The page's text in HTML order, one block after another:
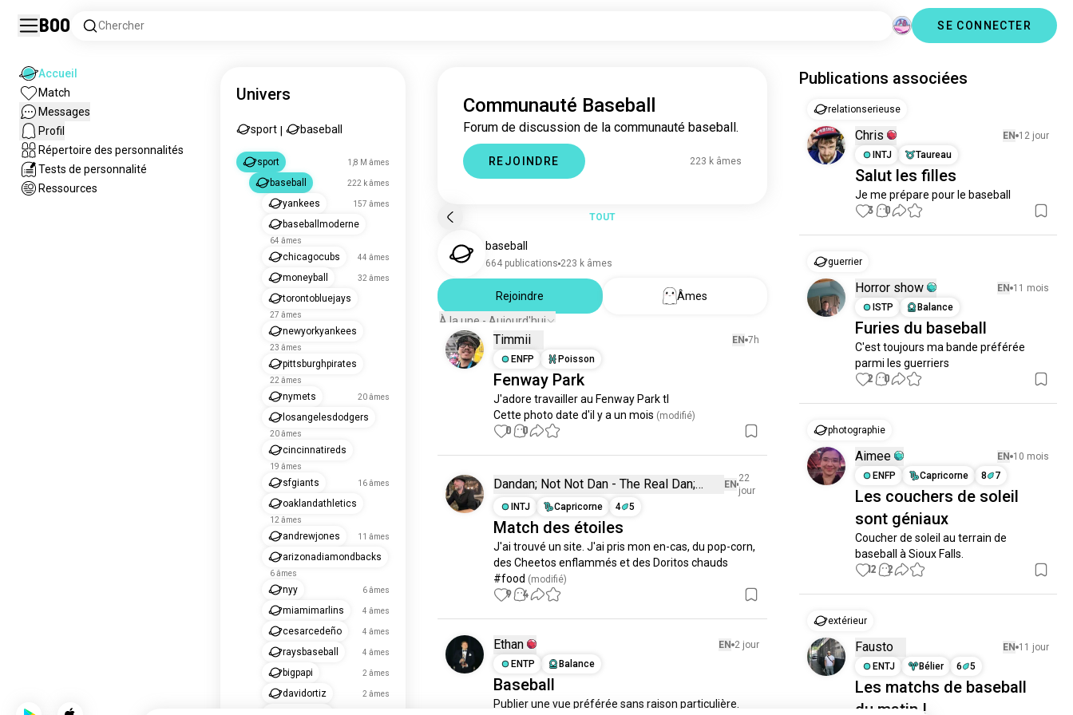
Boo Chercher SE CONNECTER
Accueil
Match
Messages
Profil
Répertoire des personnalités
Tests de personnalité
Ressources
Univers
sport baseball
sport 1,8 M âmes
baseball 222 k âmes
yankees 157 âmes
baseballmoderne
64 âmes
chicagocubs 44 âmes
moneyball 32 âmes
torontobluejays
27 âmes
newyorkyankees
23 âmes
pittsburghpirates
22 âmes
nymets 20 âmes
losangelesdodgers
20 âmes
cincinnatireds
19 âmes
sfgiants 16 âmes
oaklandathletics
12 âmes
andrewjones 11 âmes
arizonadiamondbacks
6 âmes
nyy 6 âmes
miamimarlins 4 âmes
cesarcedeño 4 âmes
raysbaseball 4 âmes
bigpapi 2 âmes
davidortiz 2 âmes
Communauté Baseball
Forum de discussion de la communauté baseball.
REJOINDRE 223 k âmes
TOUT
baseball
664 publications 223 k âmes
Rejoindre
Âmes
À la une - Aujourd'hui
Timmii EN 7h
ENFP
Poisson
Fenway Park
J'adore travailler au Fenway Park tl
Cette photo date d'il y a un mois (modifié)
0 0
Dandan; Not Not Dan - The Real Dan;
What is a Dan?
EN
22
jour
INTJ
Capricorne 4 5
Match des étoiles
J'ai trouvé un site. J'ai pris mon en-cas, du pop-corn,
des Cheetos enflammés et des Doritos chauds
#food (modifié)
9 4
Ethan EN 2 jour
ENTP
Balance
Baseball
Publier une vue préférée sans raison particulière.
Publications associées
relationserieuse
Chris EN 12 jour
INTJ
Taureau
Salut les filles
Je me prépare pour le baseball
3 0
guerrier
Horror show EN 11 mois
ISTP
Balance
Furies du baseball
C'est toujours ma bande préférée
parmi les guerriers
2 0
photographie
Aimee EN 10 mois
ENFP
Capricorne 8 7
Les couchers de soleil
sont géniaux
Coucher de soleil au terrain de
baseball à Sioux Falls.
12 2
extérieur
Fausto EN 11 jour
ENTJ
Bélier 6 5
Les matchs de baseball
du matin !